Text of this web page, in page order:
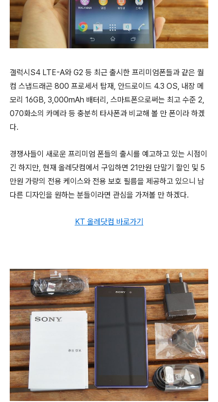
갤럭시S4 LTE-A와 G2 등 최근 출시한 프리미엄폰들과 같은 퀄
컴 스냅드래곤 800 프로세서 탑재, 안드로이드 4.3 OS, 내장 메
모리 16GB, 3,000mAh 배터리, 스마트폰으로써는 최고 수준 2,
070화소의 카메라 등 충분히 타사폰과 비교해 볼 만 폰이라 하겠
다.
경쟁사들이 새로운 프리미엄 폰들의 출시를 예고하고 있는 시점이
긴 하지만, 현재 올레닷컴에서 구입하면 21만원 단말기 할인 및 5
만원 가량의 전용 케이스와 전용 보호 필름을 제공하고 있으니 남
다른 디자인을 원하는 분들이라면 관심을 가져볼 만 하겠다.
KT 올레닷컴 바로가기